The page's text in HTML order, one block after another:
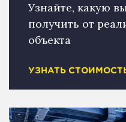
Узнайте, какую
получить от
объекта
УЗНАТЬ